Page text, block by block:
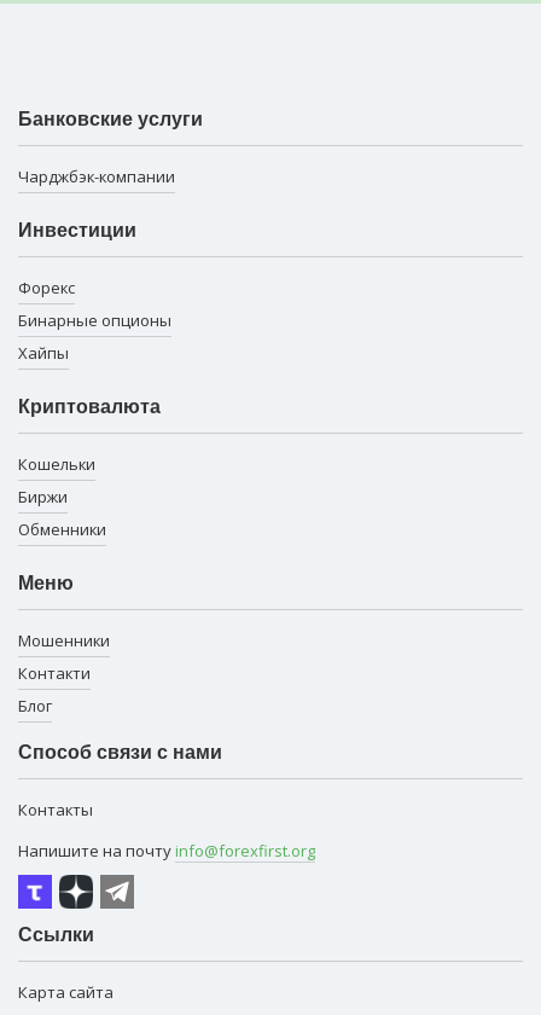
Банковские услуги
Чарджбэк-компании
Инвестиции
Форекс
Бинарные опционы
Хайпы
Криптовалюта
Кошельки
Биржи
Обменники
Меню
Мошенники
Контакти
Блог
Способ связи с нами
Контакты
Напишите на почту info@forexfirst.org
Ссылки
Карта сайта